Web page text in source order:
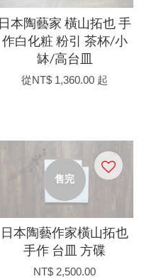
日本陶藝家 橫山拓也 手
作白化粧 粉引 茶杯/小
缽/高台皿
從NT$ 1,360.00 起
售完
日本陶藝作家橫山拓也
手作 台皿 方碟
NT$ 2,500.00